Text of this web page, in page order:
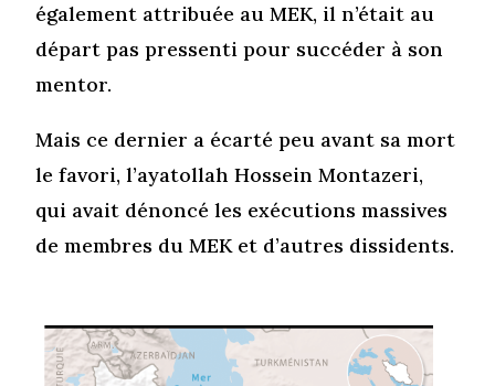
également attribuée au MEK, il n’était au
départ pas pressenti pour succéder à son
mentor.
Mais ce dernier a écarté peu avant sa mort
le favori, l’ayatollah Hossein Montazeri,
qui avait dénoncé les exécutions massives
de membres du MEK et d’autres dissidents.